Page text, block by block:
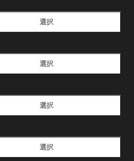
選択
選択
選択
選択